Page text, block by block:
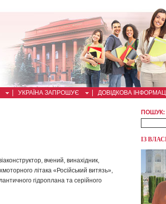
УКРАЇНА ЗАПРОШУЄ ДОВІДКОВА
вчений, винахідник,
літака «Російський витязь»,
гідроплана та серійного
ПОШУК:
ІЗ